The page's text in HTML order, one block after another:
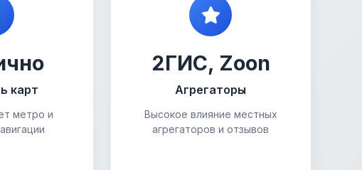
карт
метро и
2ГИС, Zoon
Агрегаторы
Высокое влияние местных
агрегаторов и отзывов